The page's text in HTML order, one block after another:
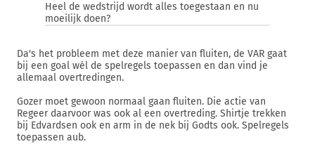
Heel de wedstrijd wordt alles toegestaan en nu
moeilijk doen?
Da's het probleem met deze manier van fluiten, de VAR gaat
bij een goal wél de spelregels toepassen en dan vind je
allemaal overtredingen.
Gozer moet gewoon normaal gaan fluiten. Die actie van
Regeer daarvoor was ook al een overtreding. Shirtje trekken
bij Edvardsen ook en arm in de nek bij Godts ook. Spelregels
toepassen aub.